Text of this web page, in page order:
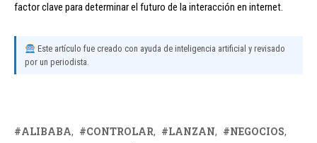
factor clave para determinar el futuro de la interacción en internet.
Este artículo fue creado con ayuda de inteligencia artificial y revisado
por un periodista.
ALIBABA CONTROLAR LANZAN
NEGOCIOS